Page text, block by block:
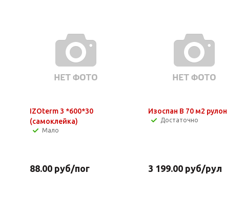
IZOterm 3 *600*30
(самоклейка)
Мало
88.00руб/пог
Изоспан В 70 м2 рулон
Достаточно
3 199.00 руб/рул